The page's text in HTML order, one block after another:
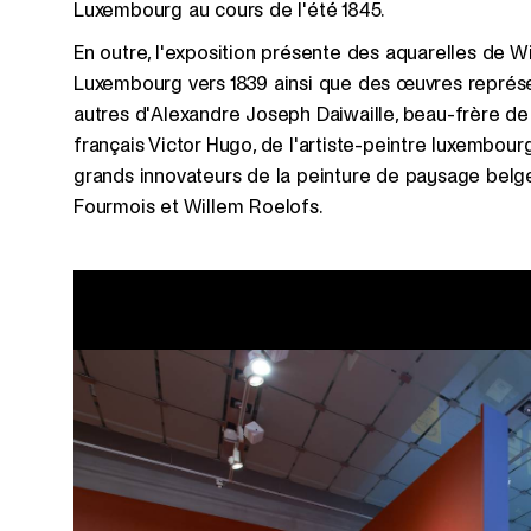
Luxembourg au cours de l'été́ 1845.
En outre, l'exposition présente des aquarelles de
Luxembourg vers 1839 ainsi que des œuvres
autres d'Alexandre Joseph Daiwaille, beau-frère
français Victor Hugo, de l'artiste-peintre
grands innovateurs de la peinture de paysage
Fourmois et Willem Roelofs.